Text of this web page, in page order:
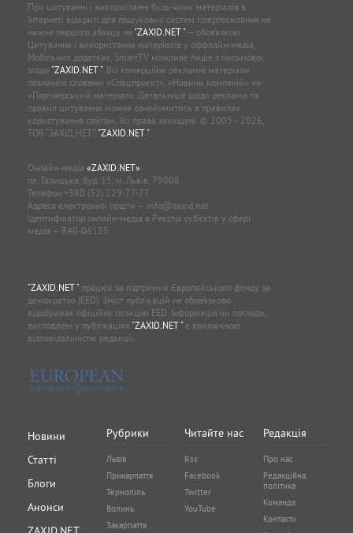
При цитуванні і використанні будь-яких матеріалів в
Інтернеті відкриті для пошукових систем гіперпосилання не
нижче першого абзацу на "ZAXID.NET "— обов’язкові.
Цитування і використання матеріалів у оффлайн-медіа,
Мобільних додатках, SmartTV можливе лише з письмової
згоди "ZAXID.NET ". Всі комерційні рекламні матеріали
позначені словами «Спецпроєкт», «Новини компаній» чи
«Партнерський матеріал». Детальніше щодо реклами та
правил цитування можна ознайомитись в правилах
користування сайтом. Усі права захищені. © 2005—2026,
ТОВ “ЗАХІД.НЕТ”, "ZAXID.NET ".
Онлайн-медіа «ZAXID.NET»
пл. Галицька, буд. 15, м. Львів, 79008
Телефон +380 (32) 229-77-77
Адреса електронної пошти — info@zaxid.net
Ідентифікатор онлайн-медіа в Реєстрі суб'єктів у сфері
медіа — R40-06155
"ZAXID.NET "працює за підтримки Європейського фонду за
демократію (EED). Зміст публікацій не обов’язково
відображає офіційну позицію EED. Інформація чи погляди,
висловлені у публікаціях "ZAXID.NET "є виключною
відповідальністю редакції.
Новини
Статті
Блоги
Анонси
Рубрики
Львів
Прикарпаття
Тернопіль
Волинь
Закарпаття
Читайте нас
Rss
Facebook
Twitter
YouTube
Редакція
Про нас
Редакційна
політика
Команда
Контакти